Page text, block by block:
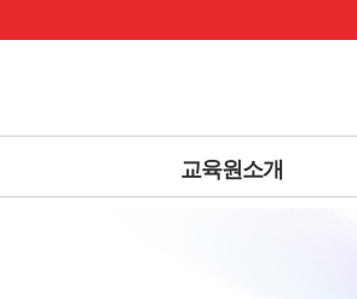
위
뉴
교육원소개